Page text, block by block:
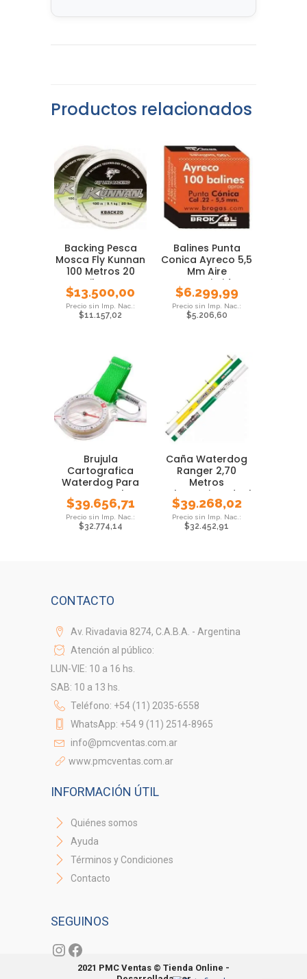
Productos relacionados
Backing Pesca
Mosca Fly Kunnan
100 Metros 20
Libras
$13.500,00
$11.157,02
Balines Punta
Conica Ayreco 5,5
Mm Aire
Comprimido
$6.299,99
$5.206,60
Brujula
Cartografica
Waterdog Para
Mapa Regla
Pmcventas
$39.656,71
$32.774,14
Caña Waterdog
Ranger 2,70
Metros
Telescopica Ideal
Pejerrey
$39.268,02
$32.452,91
CONTACTO
Av. Rivadavia 8274, C.A.B.A. - Argentina
Atención al público:
LUN-VIE: 10 a 16 hs.
SAB: 10 a 13 hs.
Teléfono: +54 (11) 2035-6558
WhatsApp: +54 9 (11) 2514-8965
info@pmcventas.com.ar
www.pmcventas.com.ar
INFORMACIÓN ÚTIL
Quiénes somos
Ayuda
Términos y Condiciones
Contacto
SEGUINOS
Instagram
Facebook
2021 PMC Ventas © Tienda Online -